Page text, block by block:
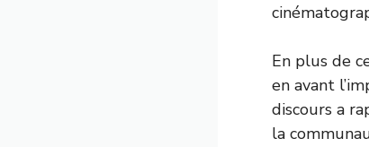
En plus de
en avant
discours a
la